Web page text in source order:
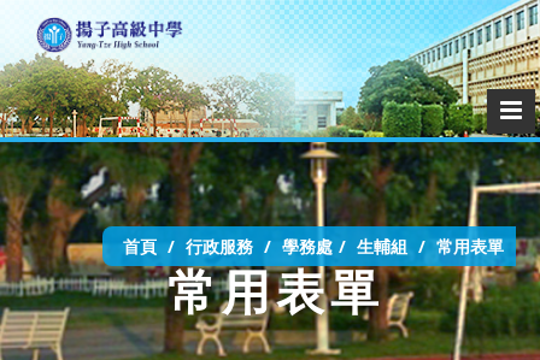
首頁 行政服務 學務處 生輔組 常用表單
常用表單